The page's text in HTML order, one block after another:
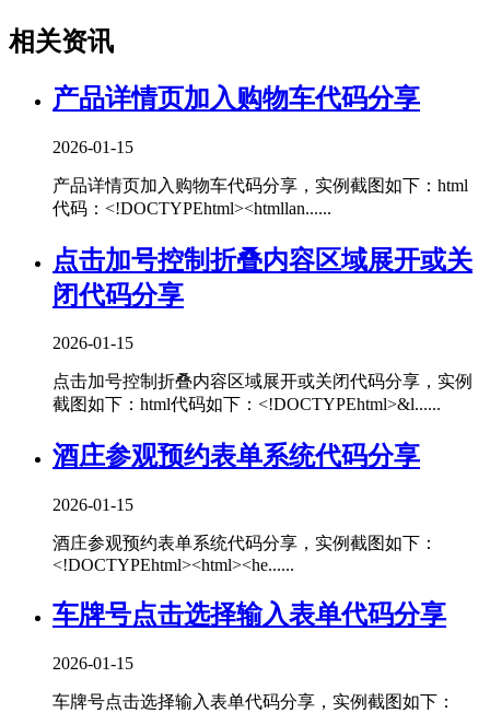
相关资讯
产品详情页加入购物车代码分享
2026-01-15
产品详情页加入购物车代码分享，实例截图如下：html
代码：<!DOCTYPEhtml><htmllan......
点击加号控制折叠内容区域展开或关
闭代码分享
2026-01-15
点击加号控制折叠内容区域展开或关闭代码分享，实例
截图如下：html代码如下：<!DOCTYPEhtml>&l......
酒庄参观预约表单系统代码分享
2026-01-15
酒庄参观预约表单系统代码分享，实例截图如下：
<!DOCTYPEhtml><html><he......
车牌号点击选择输入表单代码分享
2026-01-15
车牌号点击选择输入表单代码分享，实例截图如下：